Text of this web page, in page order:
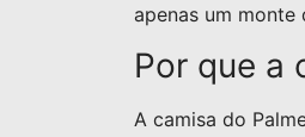
apenas um monte
Por que a
A camisa do